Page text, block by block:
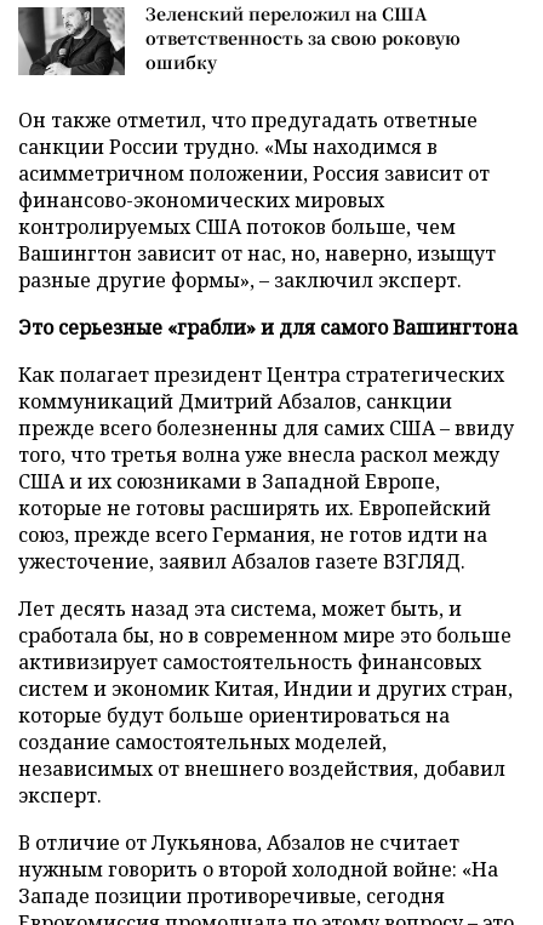
Зеленский переложил на США
ответственность за свою роковую
ошибку
Он также отметил, что предугадать ответные
санкции России трудно. «Мы находимся в
асимметричном положении, Россия зависит от
финансово-экономических мировых
контролируемых США потоков больше, чем
Вашингтон зависит от нас, но, наверно, изыщут
разные другие формы», – заключил эксперт.
Это серьезные «грабли»и для самого Вашингтона
Как полагает президент Центра стратегических
коммуникаций Дмитрий Абзалов, санкции
прежде всего болезненны для самих США – ввиду
того, что третья волна уже внесла раскол между
США и их союзниками в Западной Европе,
которые не готовы расширять их. Европейский
союз, прежде всего Германия, не готов идти на
ужесточение, заявил Абзалов газете ВЗГЛЯД.
Лет десять назад эта система, может быть, и
сработала бы, но в современном мире это больше
активизирует самостоятельность финансовых
систем и экономик Китая, Индии и других стран,
которые будут больше ориентироваться на
создание самостоятельных моделей,
независимых от внешнего воздействия, добавил
эксперт.
В отличие от Лукьянова, Абзалов не считает
нужным говорить о второй холодной войне: «На
Западе позиции противоречивые, сегодня